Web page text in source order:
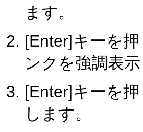
ます。
[Enter]キーを
ンクを強調表示
[Enter]キーを押
します。